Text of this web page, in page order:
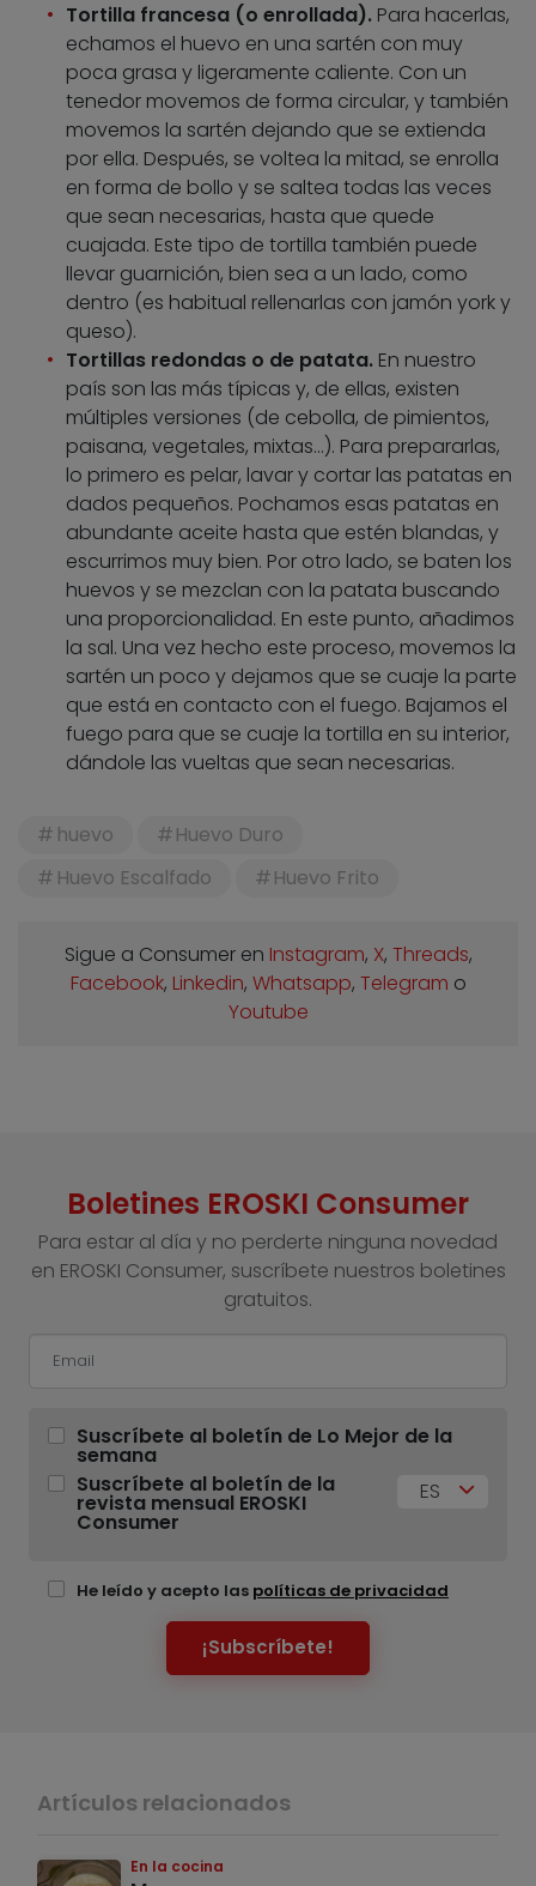
Tortilla francesa (o enrollada). Para hacerlas,
echamos el huevo en una sartén con muy
poca grasa y ligeramente caliente. Con un
tenedor movemos de forma circular, y también
movemos la sartén dejando que se extienda
por ella. Después, se voltea la mitad, se enrolla
en forma de bollo y se saltea todas las veces
que sean necesarias, hasta que quede
cuajada. Este tipo de tortilla también puede
llevar guarnición, bien sea a un lado, como
dentro (es habitual rellenarlas con jamón york y
queso).
Tortillas redondas o de patata. En nuestro
país son las más típicas y, de ellas, existen
múltiples versiones (de cebolla, de pimientos,
paisana, vegetales, mixtas…). Para prepararlas,
lo primero es pelar, lavar y cortar las patatas en
dados pequeños. Pochamos esas patatas en
abundante aceite hasta que estén blandas, y
escurrimos muy bien. Por otro lado, se baten los
huevos y se mezclan con la patata buscando
una proporcionalidad. En este punto, añadimos
la sal. Una vez hecho este proceso, movemos la
sartén un poco y dejamos que se cuaje la parte
que está en contacto con el fuego. Bajamos el
fuego para que se cuaje la tortilla en su interior,
dándole las vueltas que sean necesarias.
huevo
Huevo Duro
Huevo Escalfado
Huevo Frito
Sigue a Consumer en Instagram, X, Threads,
Facebook, Linkedin, Whatsapp, Telegram o
Youtube
Boletines EROSKI Consumer
Para estar al día y no perderte ninguna novedad
en EROSKI Consumer, suscríbete nuestros boletines
gratuitos.
Suscríbete al boletín de Lo Mejor de la
semana
Suscríbete al boletín de la
revista mensual EROSKI
Consumer
ES
He leído y acepto las políticas de privacidad
¡Subscríbete!
Artículos relacionados
En la cocina